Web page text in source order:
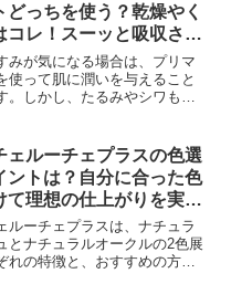
どっちを使う？乾燥やく
コレ！スーッと吸収され
り柔らかに♪
みが気になる場合は、プリマ
使って肌に潤いを与えること
。しかし、たるみやシワも気
目的に合わせて、適切に使い
で、より美しい肌に近づくこ
す。
ェルーチェプラスの色選
ントは？自分に合った色
て理想の仕上がりを実現
ルーチェプラスは、ナチュラ
とナチュラルオークルの2色展
れの特徴と、おすすめの方を